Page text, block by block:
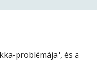
problémája", és a